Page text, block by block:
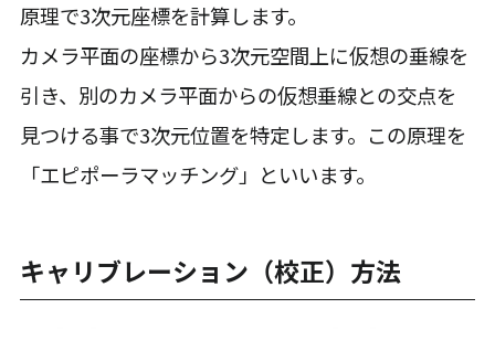
原理で3次元座標を計算します。
カメラ平面の座標から3次元空間上に仮想の垂線を
引き、別のカメラ平面からの仮想垂線との交点を
見つける事で3次元位置を特定します。この原理を
「エピポーラマッチング」といいます。
キャリブレーション（校正）方法